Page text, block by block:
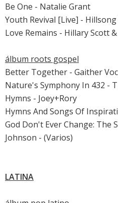
Be One - Natalie Grant
Youth Revival [Live] -
Love Remains - Hillary Scott
álbum roots gospel
Better Together - Gaither
Nature's Symphony In 432 -
Hymns - Joey+Rory
Hymns And Songs Of
God Don't Ever Change: The
Johnson - (Varios)
LATINA